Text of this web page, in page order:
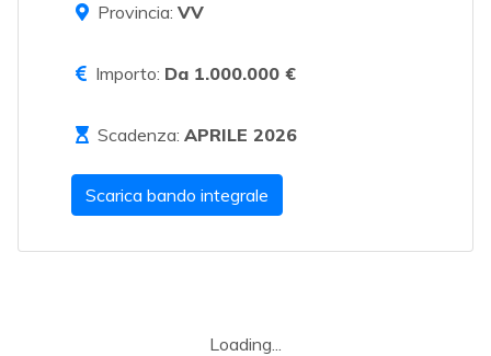
Provincia: VV
Importo: Da 1.000.000 €
Scadenza: APRILE 2026
Scarica bando integrale
energetico su immobili erp